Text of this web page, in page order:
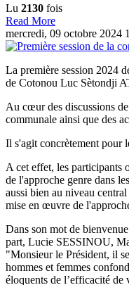
Lu 2130 fois
Read More
mercredi, 09 octobre 2024
La première session 2024
de Cotonou Luc Sètondji
Au cœur des discussions
communale ainsi que des
Il s'agit concrètement pour
A cet effet, les participants
de l'approche genre dans
aussi bien au niveau
mise en œuvre de
Dans son mot de
part, Lucie SESSINOU,
"Monsieur le Président, il
hommes et femmes
éloquents de l’efficacité